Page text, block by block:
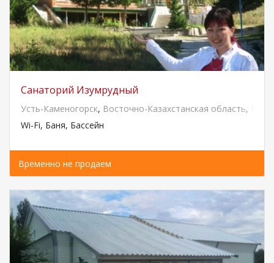
Санаторий Изумрудный
Усть-Каменогорск, Восточно-Казахстанская область,
Wi-Fi, Баня, Бассейн
Временно не продаем